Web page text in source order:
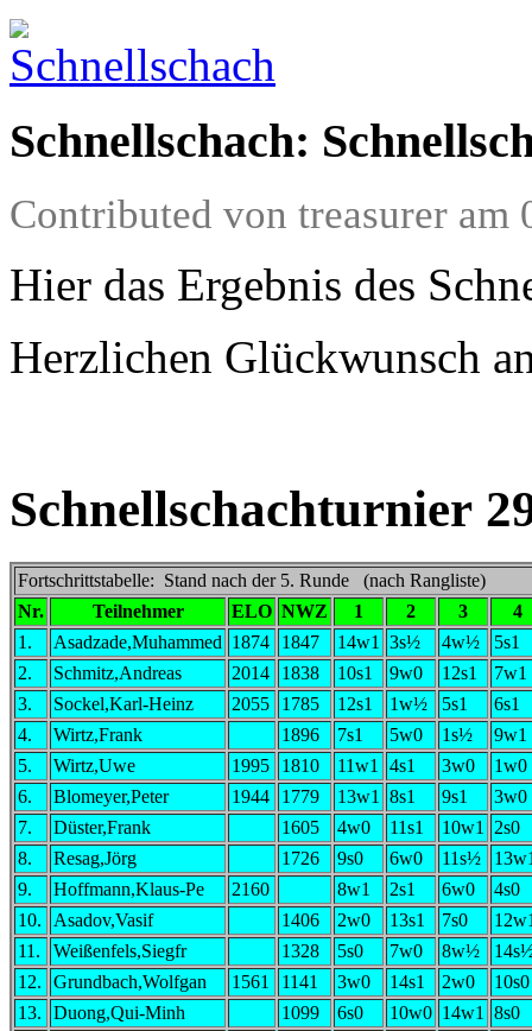
Schnellschach:
Contributed von treasurer am
Hier das Ergebnis des
Herzlichen Glückwunsch
Schnellschachturnier
Fortschrittstabelle: Stand nach der 5. Runde (nach Rangliste)
Nr.
Teilnehmer ELO NWZ 1 2 3
4
1.
Asadzade,Muhammed 1874 1847 14w1 3s½ 4w½
5s1
2.
Schmitz,Andreas 2014 1838 10s1 9w0 12s1
7w1
3.
Sockel,Karl-Heinz 2055 1785 12s1 1w½ 5s1
6s1
4.
Wirtz,Frank 1896 7s1 5w0 1s½
9w1
5.
Wirtz,Uwe 1995 1810 11w1 4s1 3w0
1w0
6.
Blomeyer,Peter 1944 1779 13w1 8s1 9s1
3w0
7.
Düster,Frank 1605 4w0 11s1 10w1
2s0
8.
Resag,Jörg 1726 9s0 6w0 11s½
9.
Hoffmann,Klaus-Pe 2160 8w1 2s1 6w0
4s0
10.
Asadov,Vasif 1406 2w0 13s1 7s0
11.
Weißenfels,Siegfr 1328 5s0 7w0 8w½
12.
Grundbach,Wolfgan 1561 1141 3w0 14s1 2w0
10s0
13.
Duong,Qui-Minh 1099 6s0 10w0 14w1
8s0